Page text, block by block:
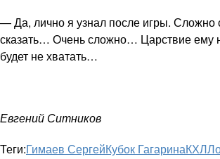
— Да, лично я узнал после игры. Сложно
сказать… Очень сложно… Царствие ему
будет не хватать…
Евгений Ситников
Теги:Гимаев СергейКубок ГагаринаКХЛ